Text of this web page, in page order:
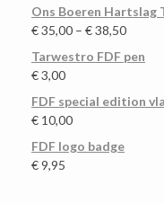
Ons Boeren Hartslag
€35,00 – €38,50
Tarwestro FDF pen
€3,00
FDF special edition
€ 10,00
FDF logo badge
€9,95